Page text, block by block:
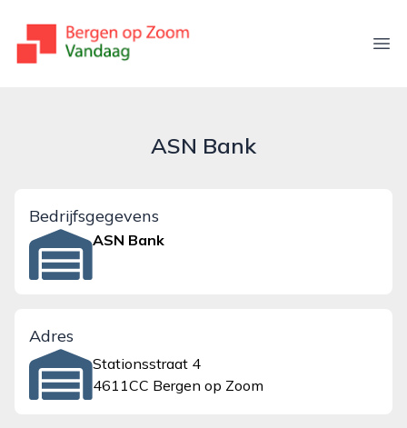
bergenopzoomvandaag.nl
ASN Bank
Bedrijfsgegevens
ASN Bank
Adres
Stationsstraat 4
4611CC Bergen op Zoom